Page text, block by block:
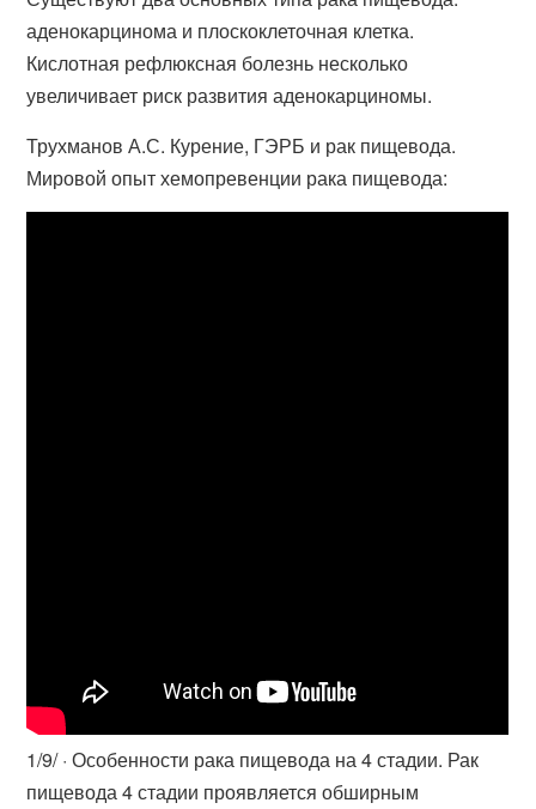
аденокарцинома и плоскоклеточная клетка.
Кислотная рефлюксная болезнь несколько
увеличивает риск развития аденокарциномы.
Трухманов А.С. Курение, ГЭРБ и рак пищевода.
Мировой опыт хемопревенции рака пищевода:
1/9/ · Особенности рака пищевода на 4 стадии. Рак
пищевода 4 стадии проявляется обширным